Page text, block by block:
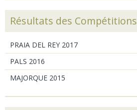
Résultats des Compétitions
PRAIA DEL REY 2017
PALS 2016
MAJORQUE 2015